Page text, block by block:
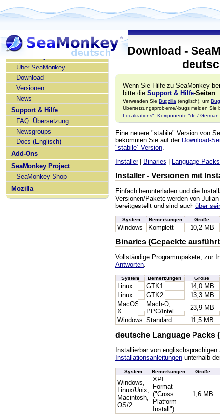
SeaMonkey deutsch
Über SeaMonkey
Download
Versionen
News
Support & Hilfe
FAQ: Übersetzung
Newsgroups
Docs (Englisch)
Add-Ons
SeaMonkey Project
SeaMonkey Shop
Mozilla
Download -
Wenn Sie Hilfe zu SeaMonkey
bitte die Support & Hilfe-Seiten
Verwenden Sie Bugzilla (englisch), um
Übersetzungsprobleme/-bugs melden Sie
Localizations", Komponente "de / German
Eine neuere "stabile" Version von
bekommen Sie auf der Download-
"stabile" Version
Installer| Binaries | Language Packs
Installer - Versionen mit
Einfach herunterladen und die
Versionen/Pakete werden von
bereitgestellt und sind auch über
System Bemerkungen Größe
Windows Komplett 10,2 MB
Binaries (Gepackte
Vollständige Programmpakete, zur
Antworten.
System Bemerkungen Größe
Linux GTK1
14,0 MB
Linux
GTK2
13,3 MB
MacOS
X
Mach-O,
PPC/Intel
23,9 MB
Windows Standard 11,5 MB
deutsche Language Packs
Installierbar von
Installationsanleitungen unterhalb
System Bemerkungen Größe
Windows,
Linux/Unix,
Macintosh,
OS/2
XPI -
Format
("Cross
Platform
Install")
1,6 MB